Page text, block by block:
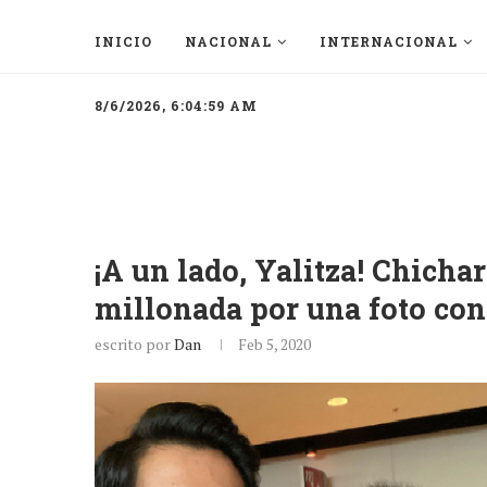
INICIO NACIONAL INTERNACIONAL
8/6/2026, 6:04:59 AM
¡A un lado, Yalitza!
millonada por una foto
escrito porDan Feb 5, 2020